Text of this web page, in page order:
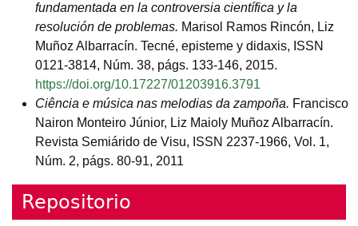
fundamentada en la controversia científica y la
resolución de problemas. Marisol Ramos Rincón, Liz
Muñoz Albarracín. Tecné, episteme y didaxis, ISSN
0121-3814, Núm. 38, págs. 133-146, 2015.
https://doi.org/10.17227/01203916.3791
Ciência e música nas melodias da zampoña. Francisco
Nairon Monteiro Júnior, Liz Maioly Muñoz Albarracín.
Revista Semiárido de Visu, ISSN 2237-1966, Vol. 1,
Núm. 2, págs. 80-91, 2011
Repositorio